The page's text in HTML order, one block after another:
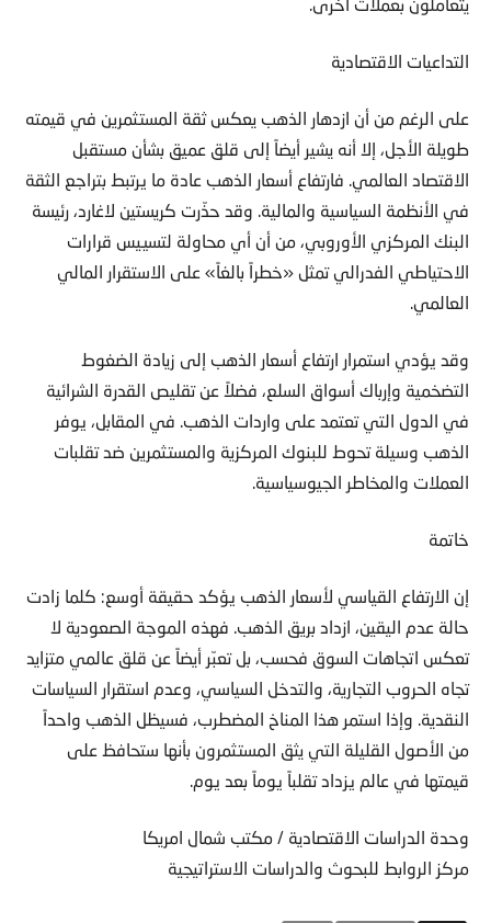
يتعاملون بعملات أخرى.
التداعيات الاقتصادية
على الرغم من أن ازدهار الذهب يعكس ثقة المستثمرين في قيمته
طويلة الأجل، إلا أنه يشير أيضاً إلى قلق عميق بشأن مستقبل
الاقتصاد العالمي. فارتفاع أسعار الذهب عادة ما يرتبط بتراجع الثقة
في الأنظمة السياسية والمالية. وقد حذّرت كريستين لاغارد، رئيسة
البنك المركزي الأوروبي، من أن أي محاولة لتسييس قرارات
الاحتياطي الفدرالي تمثل «خطراً بالغاً» على الاستقرار المالي
العالمي.
وقد يؤدي استمرار ارتفاع أسعار الذهب إلى زيادة الضغوط
التضخمية وإرباك أسواق السلع، فضلاً عن تقليص القدرة الشرائية
في الدول التي تعتمد على واردات الذهب. في المقابل، يوفر
الذهب وسيلة تحوط للبنوك المركزية والمستثمرين ضد تقلبات
العملات والمخاطر الجيوسياسية.
خاتمة
إن الارتفاع القياسي لأسعار الذهب يؤكد حقيقة أوسع: كلما زادت
حالة عدم اليقين، ازداد بريق الذهب. فهذه الموجة الصعودية لا
تعكس اتجاهات السوق فحسب، بل تعبّر أيضاً عن قلق عالمي متزايد
تجاه الحروب التجارية، والتدخل السياسي، وعدم استقرار السياسات
النقدية. وإذا استمر هذا المناخ المضطرب، فسيظل الذهب واحداً
من الأصول القليلة التي يثق المستثمرون بأنها ستحافظ على
قيمتها في عالم يزداد تقلباً يوماً بعد يوم.
وحدة الدراسات الاقتصادية / مكتب شمال امريكا
مركز الروابط للبحوث والدراسات الاستراتيجية